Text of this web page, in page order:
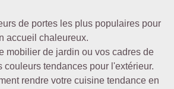
de portes les plus populaires pour
accueil chaleureux.
mobilier de jardin ou vos cadres de
couleurs tendances pour l'extérieur.
rendre votre cuisine tendance en